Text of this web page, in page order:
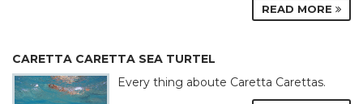
READ MORE
CARETTA CARETTA SEA TURTEL
Every thing aboute Caretta Carettas.